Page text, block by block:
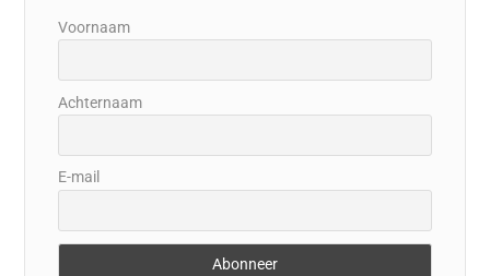
Voornaam
Achternaam
E-mail